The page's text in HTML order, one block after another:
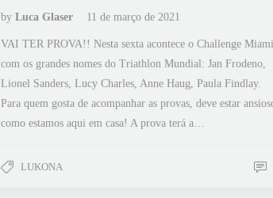
by Luca Glaser 11 de março de 2021
VAI TER PROVA!! Nesta sexta acontece o Challenge Miami
com os grandes nomes do Triathlon Mundial: Jan Frodeno,
Lionel Sanders, Lucy Charles, Anne Haug, Paula Findlay.
Para quem gosta de acompanhar as provas, deve estar
como estamos aqui em casa! A prova terá a…
LUKONA